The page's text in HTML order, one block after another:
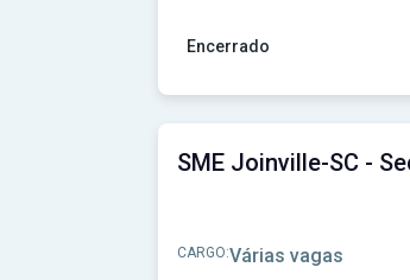
Encerrado
CARGO:Várias vagas